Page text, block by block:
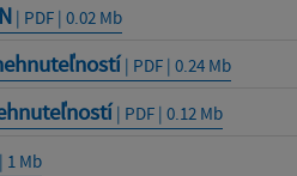
| PDF | 0.02 Mb
| PDF | 0.24 Mb
| PDF | 0.12 Mb
1 Mb